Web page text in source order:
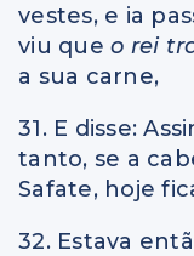
vestes, e ia
viu que o rei
a sua carne,
31. E disse:
tanto, se a
Safate, hoje
32. Estava